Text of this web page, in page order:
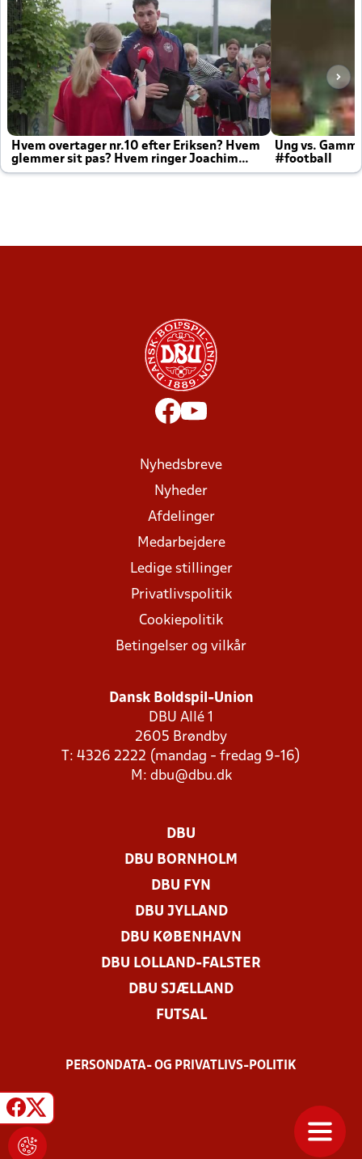
Hvem overtager nr.10 efter Eriksen? Hvem
glemmer sit pas? Hvem ringer Joachim
altid til efter kampe?
Ung vs.
#football
Nyhedsbreve
Nyheder
Afdelinger
Medarbejdere
Ledige stillinger
Privatlivspolitik
Cookiepolitik
Betingelser og vilkår
Dansk Boldspil-Union
DBU Allé 1
2605 Brøndby
T: 4326 2222 (mandag - fredag 9-16)
M: dbu@dbu.dk
DBU
DBU BORNHOLM
DBU FYN
DBU JYLLAND
DBU KØBENHAVN
DBU LOLLAND-FALSTER
DBU SJÆLLAND
FUTSAL
PERSONDATA- OG PRIVATLIVS-POLITIK